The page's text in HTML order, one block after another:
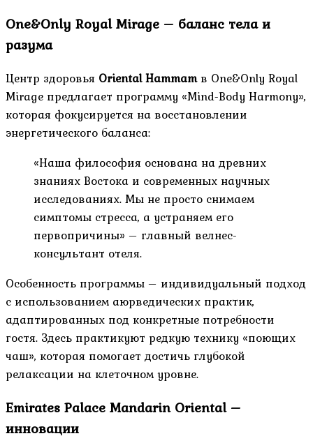
One&Only Royal Mirage – баланс тела и
разума
Центр здоровья Oriental Hammamв One&Only Royal
Mirage предлагает программу «Mind-Body Harmony»,
которая фокусируется на восстановлении
энергетического баланса:
«Наша философия основана на древних
знаниях Востока и современных научных
исследованиях. Мы не просто снимаем
симптомы стресса, а устраняем его
первопричины» – главный велнес-
консультант отеля.
Особенность программы – индивидуальный подход
с использованием аюрведических практик,
адаптированных под конкретные потребности
гостя. Здесь практикуют редкую технику «поющих
чаш», которая помогает достичь глубокой
релаксации на клеточном уровне.
Emirates Palace Mandarin Oriental –
инновации